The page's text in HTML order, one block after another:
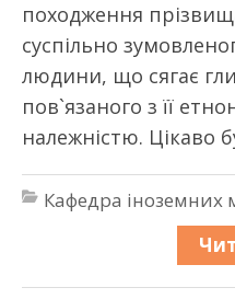
походження
суспільно
людини, що сягає
пов`язаного з її
належністю. Цікаво
Кафедра іноземних